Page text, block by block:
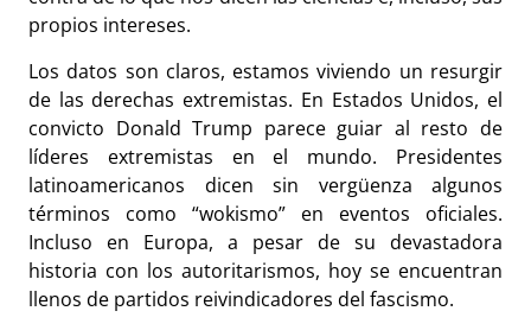
propios intereses.
Los datos son claros, estamos viviendo un resurgir
de las derechas extremistas. En Estados Unidos, el
convicto Donald Trump parece guiar al resto de
líderes extremistas en el mundo. Presidentes
latinoamericanos dicen sin vergüenza algunos
términos como “wokismo” en eventos oficiales.
Incluso en Europa, a pesar de su devastadora
historia con los autoritarismos, hoy se encuentran
llenos de partidos reivindicadores del fascismo.